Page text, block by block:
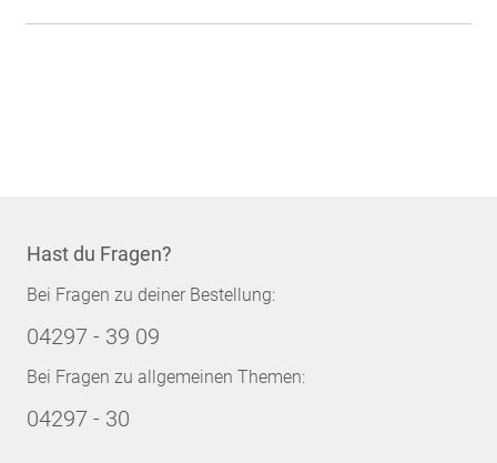
Hast du Fragen?
Bei Fragen zu deiner Bestellung:
04297 - 39 09
Bei Fragen zu allgemeinen Themen:
04297 - 30